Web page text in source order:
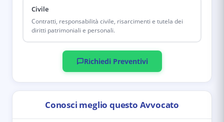
Civile
Contratti, responsabilità civile, risarcimenti e tutela dei
diritti patrimoniali e personali.
Richiedi Preventivi
Conosci meglio questo Avvocato